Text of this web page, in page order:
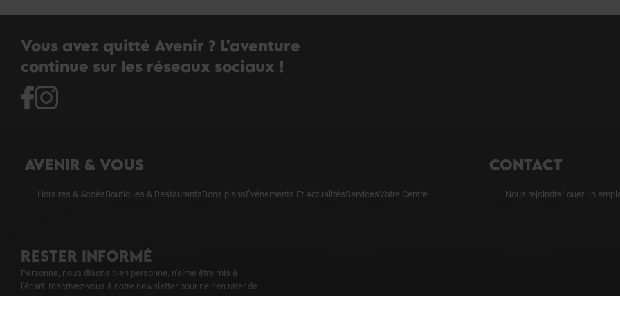
Vous avez quitté Avenir ? L'aventure
continue sur les réseaux sociaux !
AVENIR & VOUS
Horaires & AccèsBoutiques & RestaurantsBons plansÉvénements Et ActualitésServicesVotre Centre
CONTACT
Nous rejoindreLouer un
RESTER INFORMÉ
Personne, nous disons bien personne, n'aime être mis à
l'écart. Inscrivez-vous à notre newsletter pour ne rien rater de
notre actualité.